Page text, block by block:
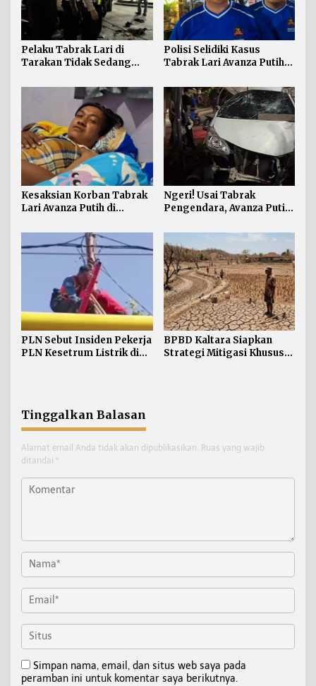
Pelaku Tabrak Lari di
Tarakan Tidak Sedang
Narkoba
Polisi Selidiki Kasus
Tabrak Lari Avanza Putih,
Panik
Kesaksian Korban Tabrak
Lari Avanza Putih di
Terpental dan Tubuh
Terseret
Ngeri! Usai Tabrak
Pengendara, Avanza Putih
Sebabkan Laka Beruntun
di Tarakan
PLN Sebut Insiden Pekerja
PLN Kesetrum Listrik di
BPBD Kaltara Siapkan
Strategi Mitigasi Khusus
Tinggalkan Balasan
Alamat email Anda tidak akan dipublikasikan. Ruas yang wajib
ditandai *
Simpan nama, email, dan situs web saya pada
peramban ini untuk komentar saya berikutnya.